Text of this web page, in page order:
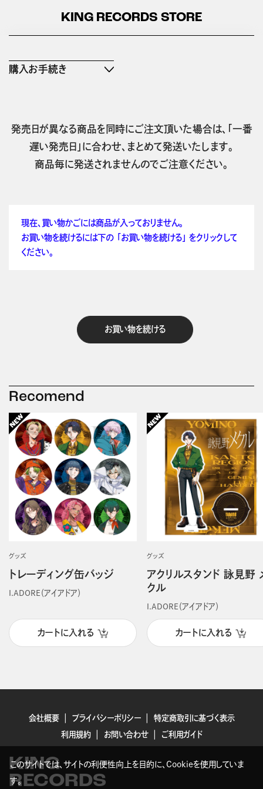
KING RECORDS STORE
購入お手続き
発売日が異なる商品を同時にご注文頂いた場合は、「一番
遅い発売日」に合わせ、まとめて発送いたします。
商品毎に発送されませんのでご注意ください。
現在、買い物かごには商品が入っておりません。
お買い物を続けるには下の 「お買い物を続ける」 をクリックして
ください。
お買い物を続ける
Recomend
グッズ
トレーディング缶バッジ
I.ADORE（アイアドア）
カートに入れる
グッズ
アクリルスタンド 詠見野
クル
I.ADORE（アイアドア）
カートに入れる
会社概要 プライバシーポリシー
特定商取引に基づく表示
利用規約
お問い合わせ ご利用ガイド
KING
RECORDS
このサイトでは、サイトの利便性向上を目的に、Cookieを使用していま
す。